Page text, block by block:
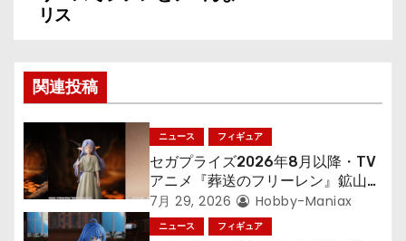
ビ
ゲ
ー
シ
ョ
ン
リス
関連投稿
ニュース フィギュア
セガプライズ2026年8月以降・TV
アニメ『葬送のフリーレン』鉱山で
300年働くことになっっちゃった
「フリーレン」を立体化！
7月 29, 2026 Hobby-Maniax
ニュース フィギュア